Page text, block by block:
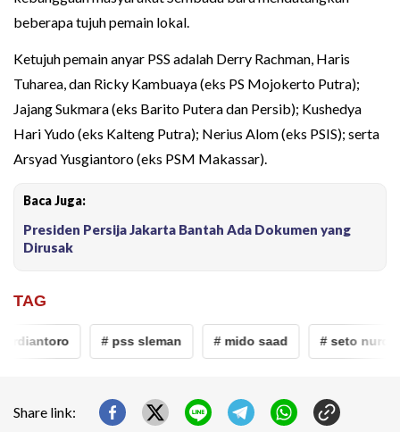
beberapa tujuh pemain lokal.
Ketujuh pemain anyar PSS adalah Derry Rachman, Haris
Tuharea, dan Ricky Kambuaya (eks PS Mojokerto Putra);
Jajang Sukmara (eks Barito Putera dan Persib); Kushedya
Hari Yudo (eks Kalteng Putra); Nerius Alom (eks PSIS); serta
Arsyad Yusgiantoro (eks PSM Makassar).
Baca Juga:
Presiden Persija Jakarta Bantah Ada Dokumen yang
Dirusak
TAG
# pss sleman # mido saad # seto
Share link: